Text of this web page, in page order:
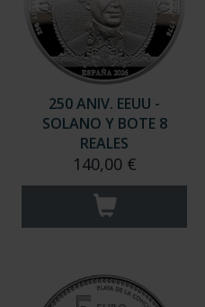
250 ANIV. EEUU -
SOLANO Y BOTE 8
REALES
140,00 €